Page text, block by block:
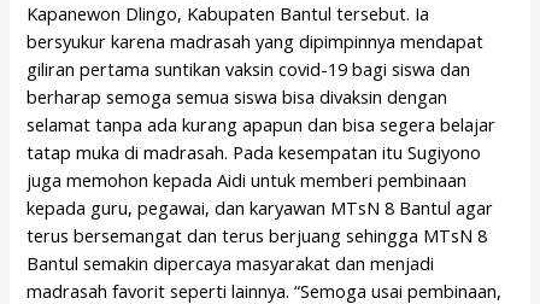
Kapanewon Dlingo, Kabupaten Bantul tersebut. Ia
bersyukur karena madrasah yang dipimpinnya mendapat
giliran pertama suntikan vaksin covid-19 bagi siswa dan
berharap semoga semua siswa bisa divaksin dengan
selamat tanpa ada kurang apapun dan bisa segera belajar
tatap muka di madrasah. Pada kesempatan itu Sugiyono
juga memohon kepada Aidi untuk memberi pembinaan
kepada guru, pegawai, dan karyawan MTsN 8 Bantul agar
terus bersemangat dan terus berjuang sehingga MTsN 8
Bantul semakin dipercaya masyarakat dan menjadi
madrasah favorit seperti lainnya. “Semoga usai pembinaan,